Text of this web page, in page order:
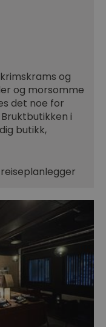
og
og morsomme
det noe for
i
butikk,